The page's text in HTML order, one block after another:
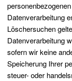
Datenverarbeitung
Löschersuchen
Datenverarbeitung
sofern wir keine
Speicherung Ihrer
steuer- oder